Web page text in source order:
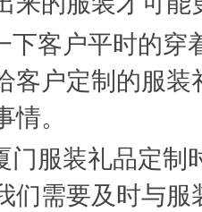
下客户平时的穿
客户定制的服
。
门服装礼品定制
们需要及时与